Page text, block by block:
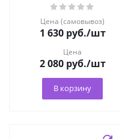
Цена (самовывоз)
1 630руб./шт
Цена
2 080руб./шт
В корзину